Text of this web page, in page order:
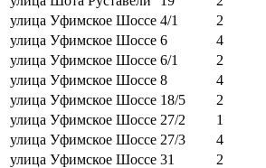
улица Уфимское Шоссе 4/1
2
улица Уфимское Шоссе 6
4
улица Уфимское Шоссе 6/1
2
улица Уфимское Шоссе 8
4
улица Уфимское Шоссе 18/5
2
улица Уфимское Шоссе 27/2
1
улица Уфимское Шоссе 27/3
4
улица Уфимское Шоссе 31
2